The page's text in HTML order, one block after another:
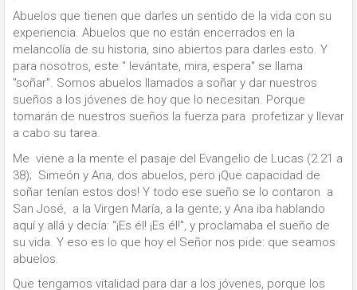
Abuelos que tienen que darles un sentido de la vida con su
experiencia. Abuelos que no están encerrados en la
melancolía de su historia, sino abiertos para darles esto. Y
para nosotros, este " levántate, mira, espera" se llama
"soñar". Somos abuelos llamados a soñar y dar nuestros
sueños a los jóvenes de hoy que lo necesitan. Porque
tomarán de nuestros sueños la fuerza para profetizar y llevar
a cabo su tarea.
Me viene a la mente el pasaje del Evangelio de Lucas (2.21 a
38); Simeón y Ana, dos abuelos, pero ¡Que capacidad de
soñar tenían estos dos! Y todo ese sueño se lo contaron a
San José, a la Virgen María, a la gente; y Ana iba hablando
aquí y allá y decía: “¡Es él! ¡Es él!", y proclamaba el sueño de
su vida. Y eso es lo que hoy el Señor nos pide: que seamos
abuelos.
Que tengamos vitalidad para dar a los jóvenes, porque los